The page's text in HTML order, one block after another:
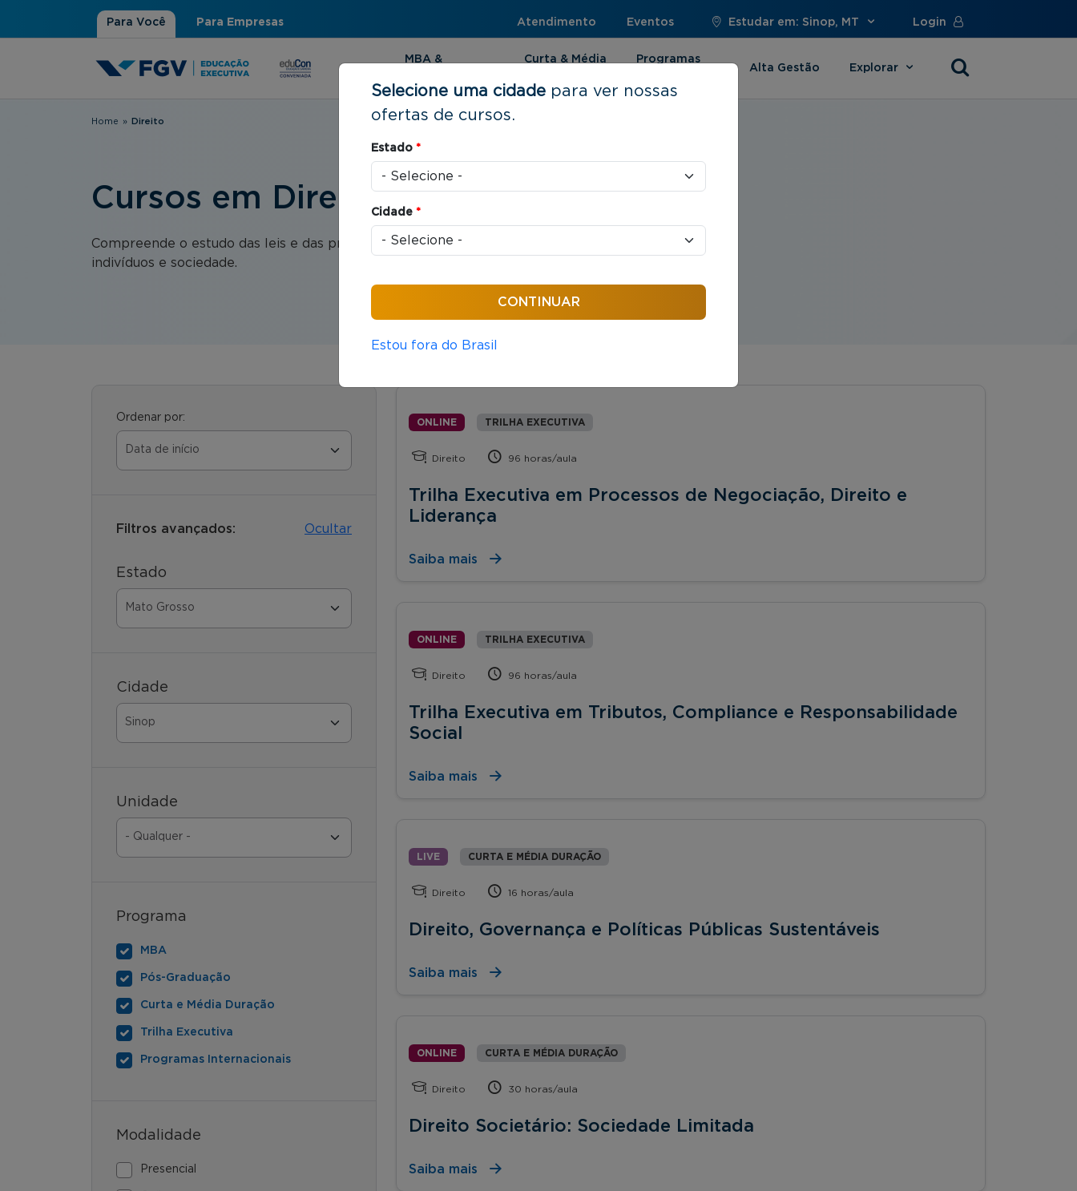
Para Você Para Empresas Atendimento Eventos Estudar em: Sinop, MT Login
MBA &
Curta & Média
Programas
Alta Gestão Explorar
Você está aqui
Home » Direito
Cursos em Direito
Compreende o estudo das leis e das práticas jurídicas que organizam as relações entre
indivíduos e sociedade.
Ordenar por:
Filtros avançados: Ocultar
Estado
Cidade
Unidade
Programa
MBA
Pós-Graduação
Curta e Média Duração
Trilha Executiva
Programas Internacionais
Modalidade
Presencial
ONLINE TRILHA EXECUTIVA
Direito 96 horas/aula
Trilha Executiva em Processos de Negociação, Direito e
Liderança
Saiba mais
ONLINE TRILHA EXECUTIVA
Direito 96 horas/aula
Trilha Executiva em Tributos, Compliance e Responsabilidade
Social
Saiba mais
LIVE CURTA E MÉDIA DURAÇÃO
Direito 16 horas/aula
Direito, Governança e Políticas Públicas Sustentáveis
Saiba mais
ONLINE CURTA E MÉDIA DURAÇÃO
Direito 30 horas/aula
Direito Societário: Sociedade Limitada
Saiba mais
Selecione uma cidade para ver nossas
ofertas de cursos.
Estado *
Cidade *
Estou fora do Brasil